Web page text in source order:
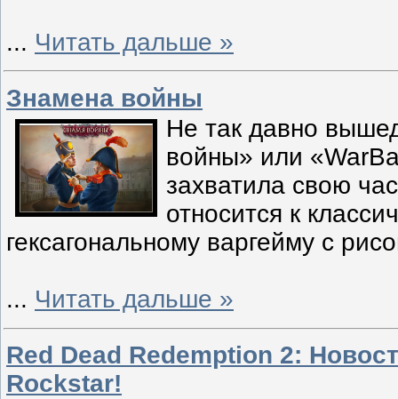
... Читать дальше »
Знамена войны
Не так давно
войны» или
захватила свою
относится к
гексагональному варгейму с
... Читать дальше »
Red Dead Redemption 2:
Rockstar!